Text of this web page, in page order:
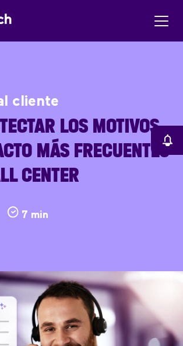
cliente
LOS MOTIVOS
MÁS FRECUENTES
CENTER
7 min